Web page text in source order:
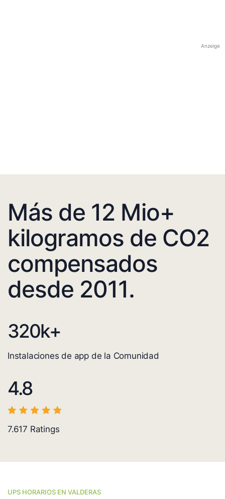
Anzeige
Más de 12 Mio+
kilogramos de CO2
compensados
desde 2011.
320k+
Instalaciones de app de la Comunidad
4.8
7.617 Ratings
UPS HORARIOS EN VALDERAS